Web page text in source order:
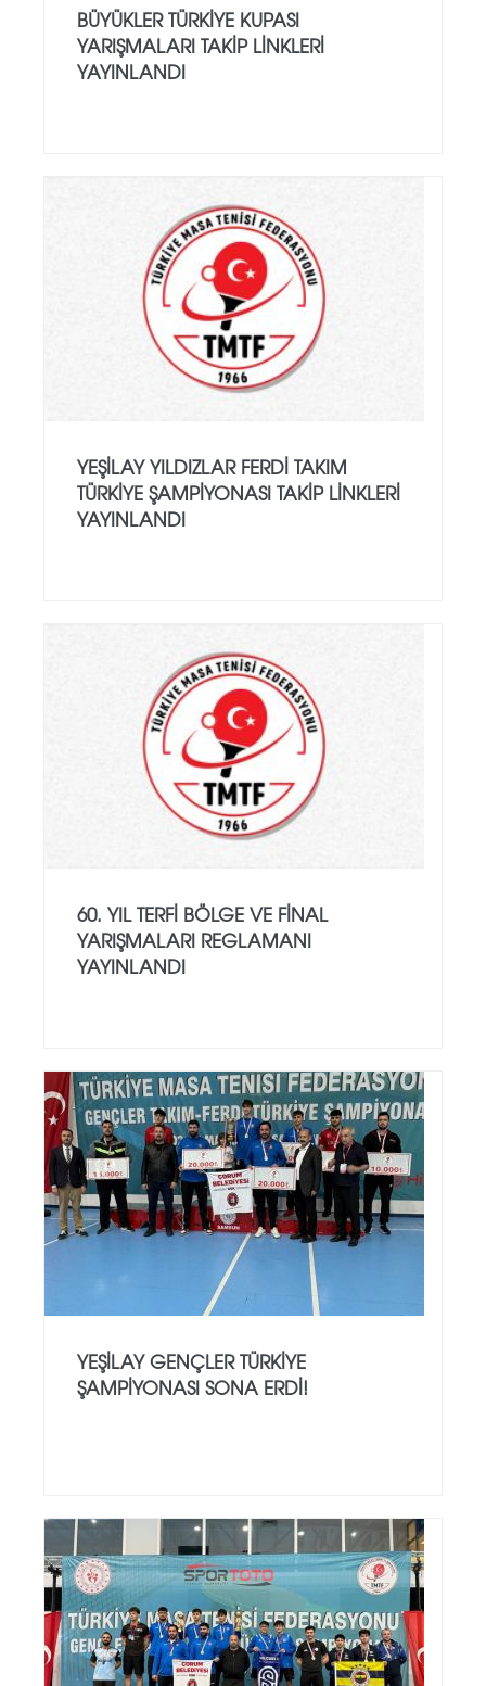
BÜYÜKLER TÜRKIYE KUPASI
YARIŞMALARI TAKIP LINKLERI
YAYINLANDI
YEŞILAY YILDIZLAR FERDI TAKIM
TÜRKIYE ŞAMPIYONASI TAKIP LINKLERI
YAYINLANDI
60. YIL TERFI BÖLGE VE FINAL
YARIŞMALARI REGLAMANI
YAYINLANDI
YEŞILAY GENÇLER TÜRKIYE
ŞAMPIYONASI SONA ERDI!